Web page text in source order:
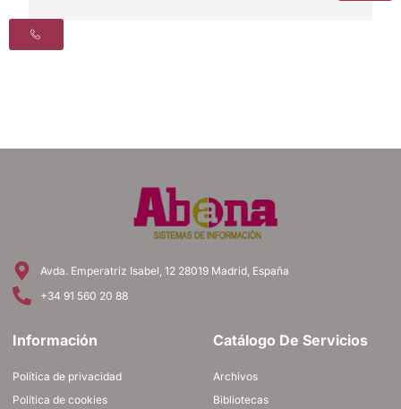
Avda. Emperatriz Isabel, 12 28019 Madrid, España
+34 91 560 20 88
Información
Política de privacidad
Política de cookies
Catálogo De Servicios
Archivos
Bibliotecas